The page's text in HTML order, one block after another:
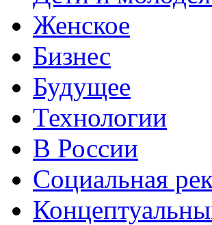
Женское
Бизнес
Будущее
Технологии
В России
Социальная